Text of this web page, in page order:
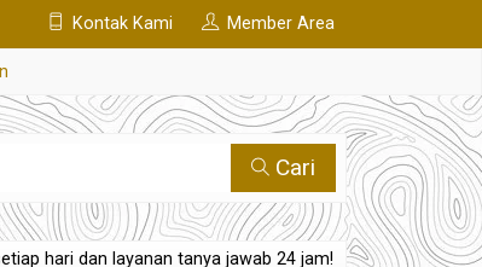
Kontak Kami Member Area
Cari
hari dan layanan tanya jawab 24 jam!